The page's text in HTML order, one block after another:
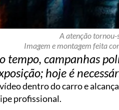
A atenção tornou-
Imagem e montagem feita
tempo, campanhas
hoje é
dentro do carro e
profissional.